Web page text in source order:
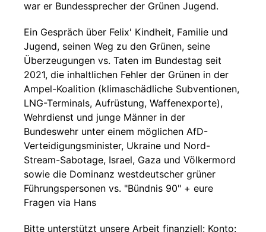
war er Bundessprecher der Grünen Jugend.
Ein Gespräch über Felix' Kindheit, Familie und
Jugend, seinen Weg zu den Grünen, seine
Überzeugungen vs. Taten im Bundestag seit
2021, die inhaltlichen Fehler der Grünen in der
Ampel-Koalition (klimaschädliche Subventionen,
LNG-Terminals, Aufrüstung, Waffenexporte),
Wehrdienst und junge Männer in der
Bundeswehr unter einem möglichen AfD-
Verteidigungsminister, Ukraine und Nord-
Stream-Sabotage, Israel, Gaza und Völkermord
sowie die Dominanz westdeutscher grüner
Führungspersonen vs. "Bündnis 90" + eure
Fragen via Hans
Bitte unterstützt unsere Arbeit finanziell: Konto: